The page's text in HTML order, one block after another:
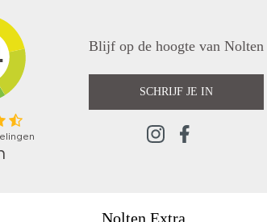
Blijf op de hoogte van Nolten
SCHRIJF JE IN
Nolten Extra